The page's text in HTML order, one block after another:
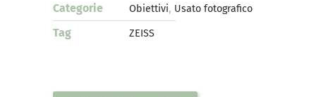
Categorie Obiettivi, Usato fotografico
Tag ZEISS